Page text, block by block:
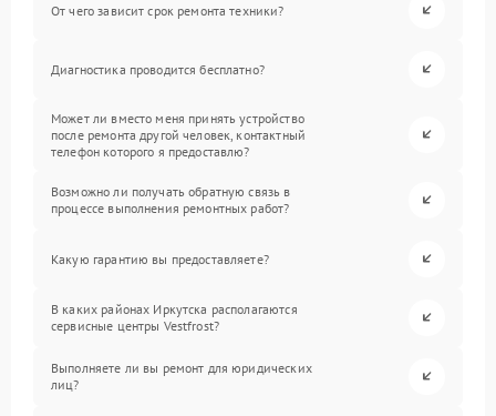
От чего зависит срок ремонта техники?
Диагностика проводится бесплатно?
Может ли вместо меня принять устройство
после ремонта другой человек, контактный
телефон которого я предоставлю?
Возможно ли получать обратную связь в
процессе выполнения ремонтных работ?
Какую гарантию вы предоставляете?
В каких районах Иркутска располагаются
сервисные центры Vestfrost?
Выполняете ли вы ремонт для юридических
лиц?